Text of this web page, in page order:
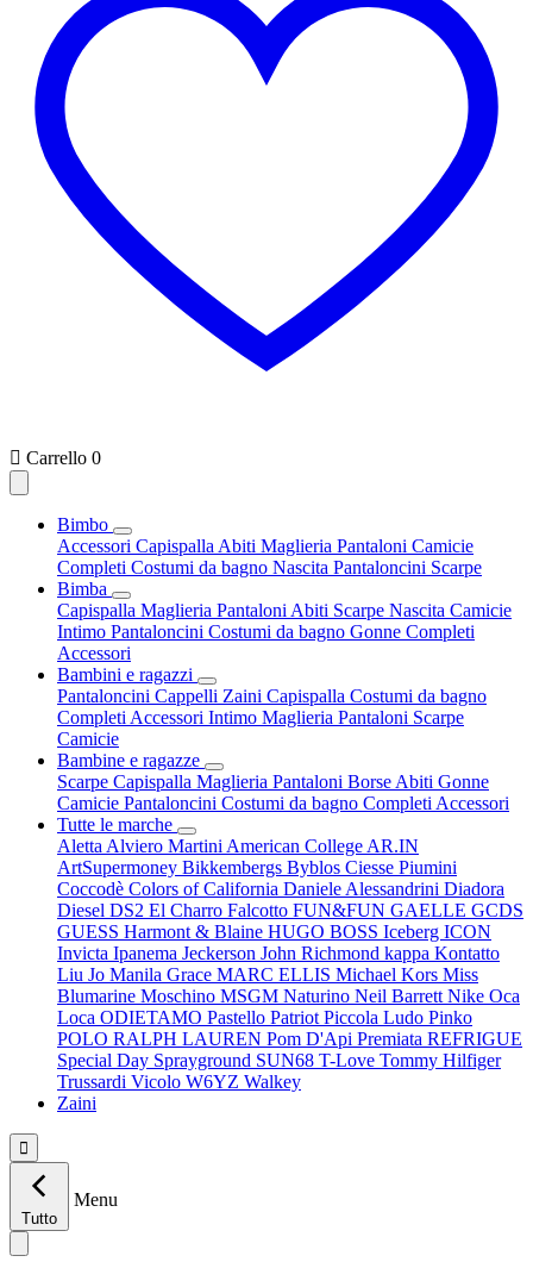
 Carrello 0
Bimbo
Accessori Capispalla Abiti Maglieria Pantaloni Camicie
Completi Costumi da bagno Nascita Pantaloncini Scarpe
Bimba
Capispalla Maglieria Pantaloni Abiti Scarpe Nascita Camicie
Intimo Pantaloncini Costumi da bagno Gonne Completi
Accessori
Bambini e ragazzi
Pantaloncini Cappelli Zaini Capispalla Costumi da bagno
Completi Accessori Intimo Maglieria Pantaloni Scarpe
Camicie
Bambine e ragazze
Scarpe Capispalla Maglieria Pantaloni Borse Abiti Gonne
Camicie Pantaloncini Costumi da bagno Completi Accessori
Tutte le marche
Aletta Alviero Martini American College AR.IN
ArtSupermoney Bikkembergs Byblos Ciesse Piumini
Coccodè Colors of California Daniele Alessandrini Diadora
Diesel DS2 El Charro Falcotto FUN&FUN GAELLE GCDS
GUESS Harmont & Blaine HUGO BOSS Iceberg ICON
Invicta Ipanema Jeckerson John Richmond kappa Kontatto
Liu Jo Manila Grace MARC ELLIS Michael Kors Miss
Blumarine Moschino MSGM Naturino Neil Barrett Nike Oca
Loca ODIETAMO Pastello Patriot Piccola Ludo Pinko
POLO RALPH LAUREN Pom D'Api Premiata REFRIGUE
Special Day Sprayground SUN68 T-Love Tommy Hilfiger
Trussardi Vicolo W6YZ Walkey
Zaini

Tutto
Menu